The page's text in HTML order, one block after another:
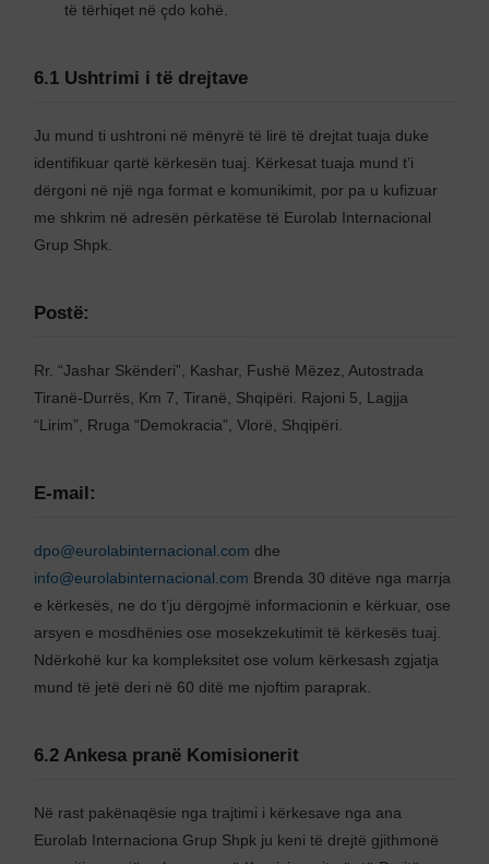
të tërhiqet në çdo kohë.
6.1 Ushtrimi i të drejtave
Ju mund ti ushtroni në mënyrë të lirë të drejtat tuaja duke
identifikuar qartë kërkesën tuaj. Kërkesat tuaja mund t’i
dërgoni në një nga format e komunikimit, por pa u kufizuar
me shkrim në adresën përkatëse të Eurolab Internacional
Grup Shpk.
Postë:
Rr. “Jashar Skënderi”, Kashar, Fushë Mëzez, Autostrada
Tiranë-Durrës, Km 7, Tiranë, Shqipëri. Rajoni 5, Lagjja
“Lirim”, Rruga “Demokracia”, Vlorë, Shqipëri.
E-mail:
dpo@eurolabinternacional.com dhe
info@eurolabinternacional.com Brenda 30 ditëve nga marrja
e kërkesës, ne do t’ju dërgojmë informacionin e kërkuar, ose
arsyen e mosdhënies ose mosekzekutimit të kërkesës tuaj.
Ndërkohë kur ka kompleksitet ose volum kërkesash zgjatja
mund të jetë deri në 60 ditë me njoftim paraprak.
6.2 Ankesa pranë Komisionerit
Në rast pakënaqësie nga trajtimi i kërkesave nga ana
Eurolab Internaciona Grup Shpk ju keni të drejtë gjithmonë